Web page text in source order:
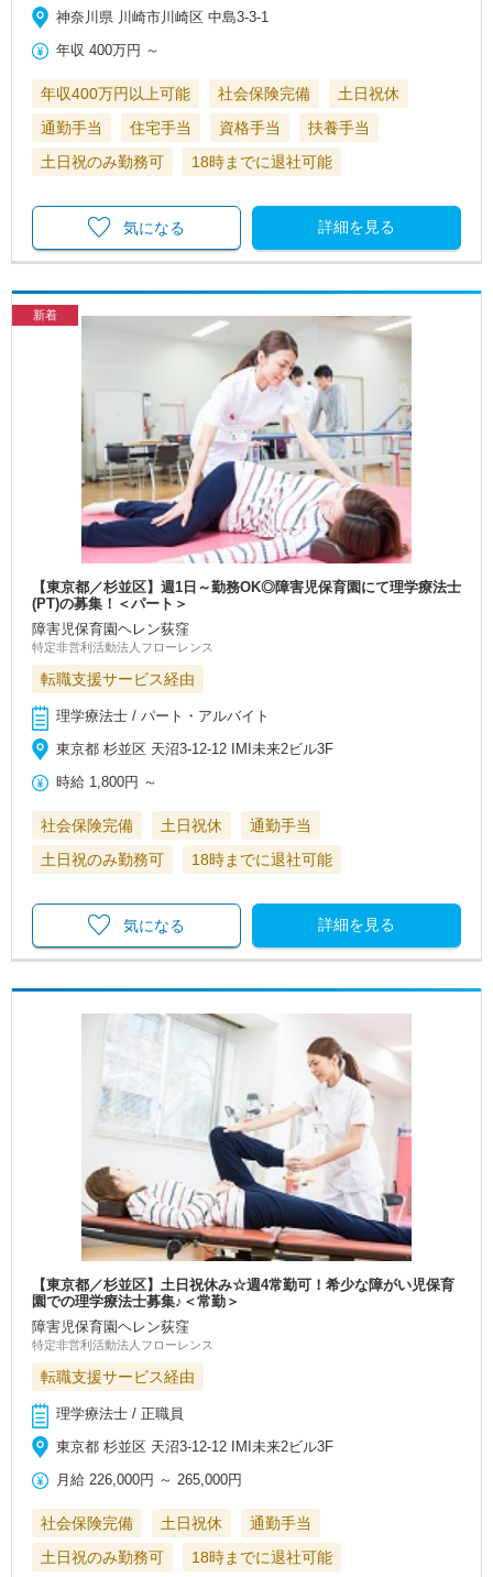
神奈川県 川崎市川崎区 中島3-3-1
年収 400万円 ～
年収400万円以上可能 社会保険完備
土日祝休
通勤手当
住宅手当 資格手当
扶養手当
土日祝のみ勤務可
18時までに退社可能
詳細を見る
気になる
新着
【東京都／杉並区】週1日～勤務OK◎障害児保育園にて理学療法士
(PT)の募集！＜パート＞
障害児保育園ヘレン荻窪
特定非営利活動法人フローレンス
転職支援サービス経由
理学療法士 / パート・アルバイト
東京都 杉並区 天沼3-12-12 IMI未来2ビル3F
時給 1,800円 ～
社会保険完備 土日祝休
通勤手当
土日祝のみ勤務可
18時までに退社可能
詳細を見る
気になる
【東京都／杉並区】土日祝休み☆週4常勤可！希少な障がい児保育
園での理学療法士募集♪＜常勤＞
障害児保育園ヘレン荻窪
特定非営利活動法人フローレンス
転職支援サービス経由
理学療法士 / 正職員
東京都 杉並区 天沼3-12-12 IMI未来2ビル3F
月給 226,000円 ～265,000円
社会保険完備 土日祝休
通勤手当
土日祝のみ勤務可
18時までに退社可能